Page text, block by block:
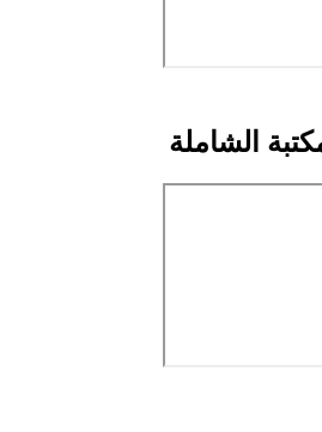
الشاملة